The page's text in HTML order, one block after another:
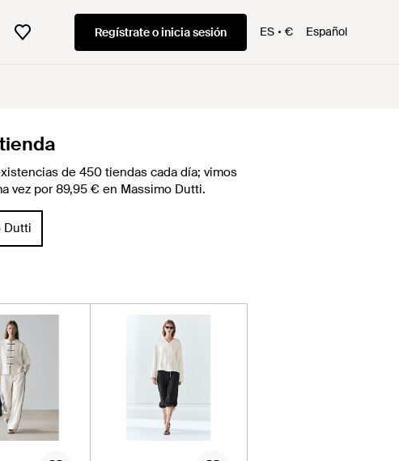
Regístrate o inicia sesión ES € Español
de 450 tiendas cada día; vimos
vez por 89,95 € en Massimo Dutti.
Dutti